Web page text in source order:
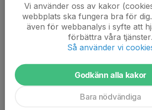
Samling senast 30 min innan
Ombytta och klara
Vi använder oss av kakor
webbplats ska fungera bra för
även för webbanalys i syfte att
förbättra våra tjänster.
Så använder vi
Godkänn alla kakor
Bara nödvändiga